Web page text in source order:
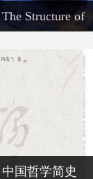
The Structure of
Scientific
中国哲学简史